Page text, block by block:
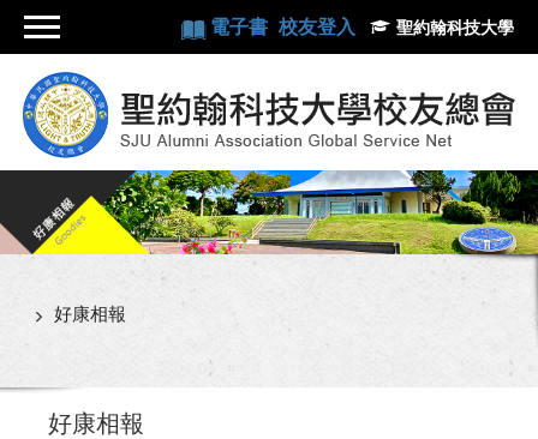
電子書 校友登入 聖約翰科技大學
好康相報
好康相報